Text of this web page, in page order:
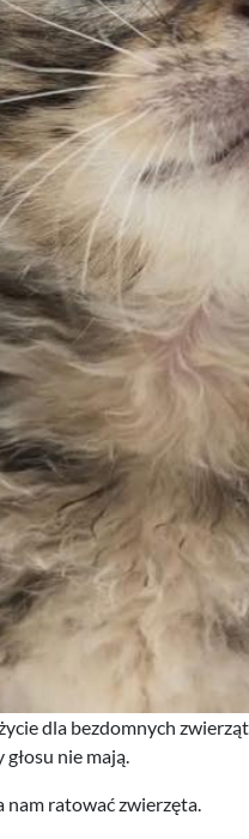
dla bezdomnych zwierząt
nie mają.
nam ratować zwierzęta.